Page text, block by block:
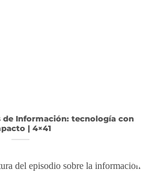
de Información: tecnología con
| 4×41